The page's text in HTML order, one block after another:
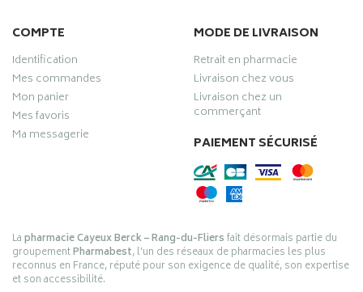
COMPTE
Identification
Mes commandes
Mon panier
Mes favoris
Ma messagerie
MODE DE LIVRAISON
Retrait en pharmacie
Livraison chez vous
Livraison chez un
commerçant
PAIEMENT SÉCURISÉ
Lapharmacie Cayeux Berck – Rang-du-Fliersfait désormais partie du
groupementPharmabest, l’un des réseaux de pharmacies les plus
reconnus en France, réputé pour son exigence de qualité, son expertise
et son accessibilité.